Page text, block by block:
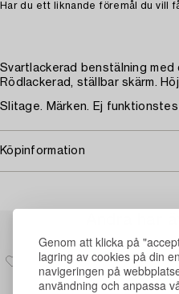
Genom att klicka på
lagring av cookies på din
navigeringen på
användning och anpassa
Har du ett liknande föremål du vill
Svartlackerad benstälning med
Rödlackerad, ställbar skärm.
Slitage. Märken. Ej
Köpinformation